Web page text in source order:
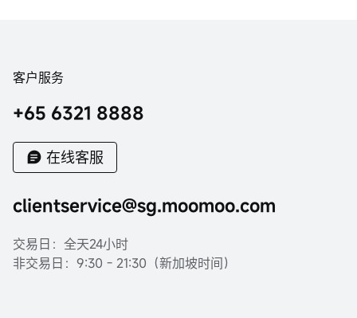
客户服务
+65 6321 8888
在线客服
clientservice@sg.moomoo.com
交易日：全天24小时
非交易日：9:30 - 21:30（新加坡时间）